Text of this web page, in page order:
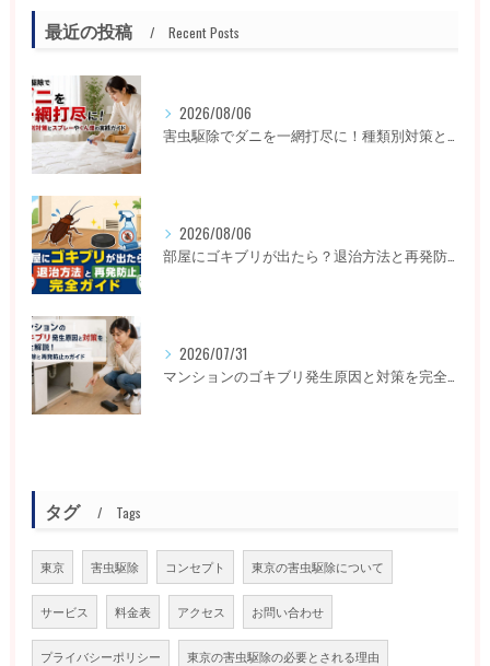
最近の投稿 Recent Posts
2026/08/06
害虫駆除でダニを一網打尽に！種類別対策とスプレーやくん煙の実践ガイド
2026/08/06
部屋にゴキブリが出たら？退治方法と再発防止完全ガイド
2026/07/31
マンションのゴキブリ発生原因と対策を完全解説！即駆除と再発防止のガイド
タグ Tags
東京 害虫駆除 コンセプト 東京の害虫駆除について
サービス 料金表 アクセス お問い合わせ
プライバシーポリシー 東京の害虫駆除の必要とされる理由